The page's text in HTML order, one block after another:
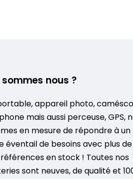
sommes nous ?
appareil photo,
mais aussi perceuse, GPS,
en mesure de répondre à
éventail de besoins avec plus
en stock ! Toutes nos
sont neuves, de qualité et